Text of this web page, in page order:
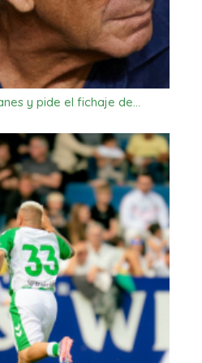
y pide el fichaje de…